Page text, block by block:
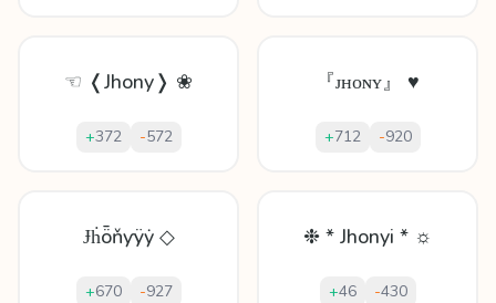
☜ ❬Jhony❭ ❀
+372 -572
『ᴊʜᴏɴʏ』 ♥
+712 -920
Ɉḣȫňƴÿẏ ◇
+670 -927
❉ * Jhonyi * ☼
+46 -430